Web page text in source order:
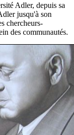
Adler, depuis sa
jusqu'à son
chercheurs-
des communautés.